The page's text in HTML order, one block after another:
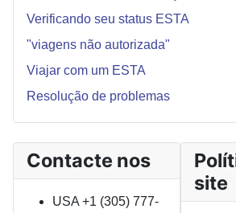
Verificando seu status ESTA
"viagens não autorizada"
Viajar com um ESTA
Resolução de problemas
Contacte nos
USA +1 (305) 777-
site